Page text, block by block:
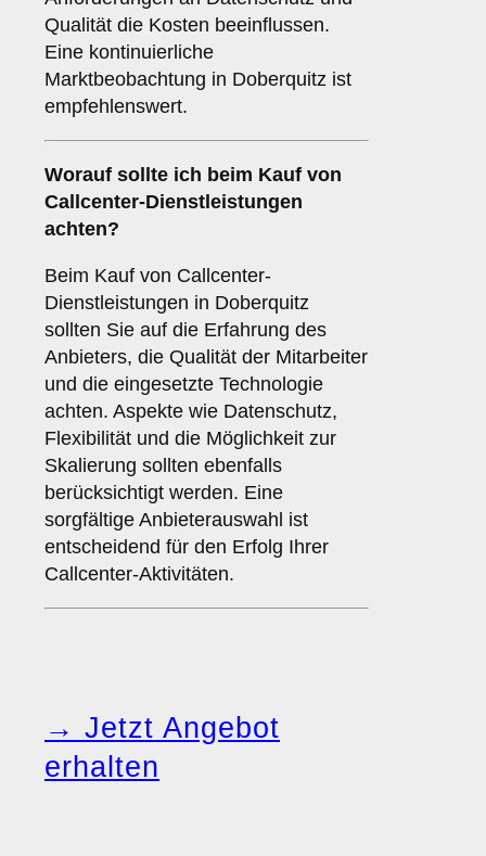
Qualität die Kosten beeinflussen.
Eine kontinuierliche
Marktbeobachtung in Doberquitz ist
empfehlenswert.
Worauf sollte ich beim Kauf von
Callcenter-Dienstleistungen
achten?
Beim Kauf von Callcenter-
Dienstleistungen in Doberquitz
sollten Sie auf die Erfahrung des
Anbieters, die Qualität der Mitarbeiter
und die eingesetzte Technologie
achten. Aspekte wie Datenschutz,
Flexibilität und die Möglichkeit zur
Skalierung sollten ebenfalls
berücksichtigt werden. Eine
sorgfältige Anbieterauswahl ist
entscheidend für den Erfolg Ihrer
Callcenter-Aktivitäten.
→ Jetzt Angebot
erhalten